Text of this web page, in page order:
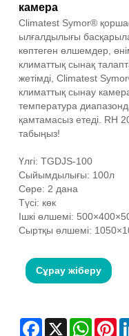
камера
Climatest Symor®
ылғалдылығы
көптеген өлшемдер,
климаттық сынақ
жетімді, Climatest
климаттық сынау
температура
қамтамасыз етеді. RH
табыңыз!
Үлгі: TGDJS-100
Сыйымдылығы: 100л
Сөре: 2 дана
Түсі: көк
Ішкі өлшемі:
Сыртқы өлшемі:
Сұрау жіберу
Facebook
X